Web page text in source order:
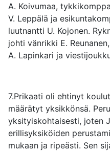
A. Koivumaa,
V. Leppälä ja
luutnantti U. Kojonen.
johti vänrikki E.
A. Lapinkari ja
7.Prikaati oli ehtinyt
määrätyt yksikkönsä.
yksityiskohtaisesti, joten
erillisyksiköiden
mukaan ja ripeästi. Sen